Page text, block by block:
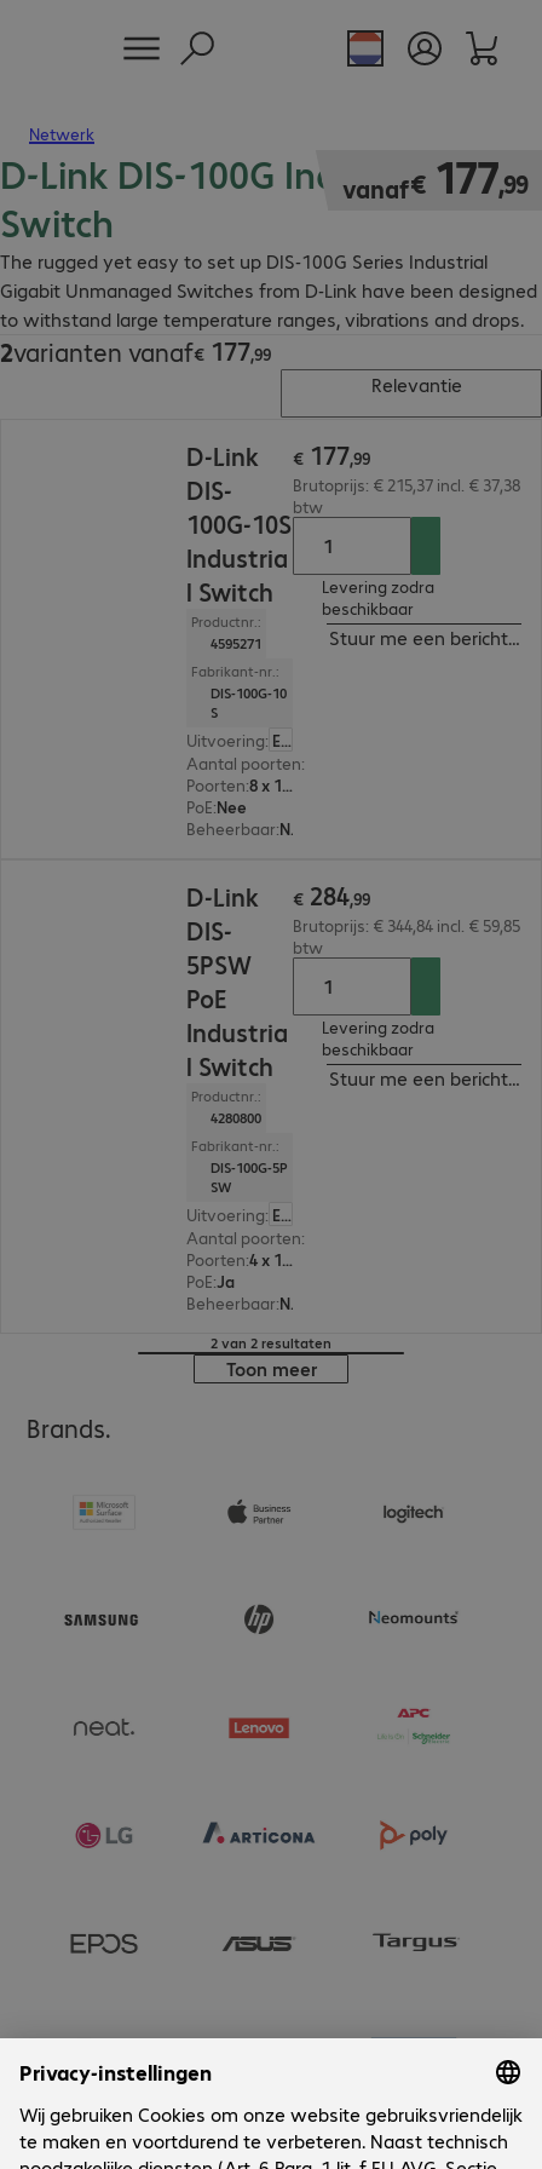
Netwerk
D-Link DIS-100G Industrial
Switch
The rugged yet easy to set up DIS-100G Series Industrial
Gigabit Unmanaged Switches from D-Link have been designed
to withstand large temperature ranges, vibrations and drops.
vanaf€ 177,99
€ 177,99
2varianten vanaf€ 177,99
€ 177,99
Relevantie
D-Link
DIS-
100G-10S
Industria
l Switch
Productnr.:
4595271
Fabrikant-nr.:
DIS-100G-10
S
Uitvoering: Europa
Aantal poorten:
Poorten:
8 x 10/100/1000 RJ45
PoE:Nee
Beheerbaar: Nee
€ 177,99
Brutoprijs: € 215,37 incl. € 37,38
btw
Levering zodra
beschikbaar
Stuur me een bericht
D-Link
DIS-
5PSW
PoE
Industria
l Switch
Productnr.:
4280800
Fabrikant-nr.:
DIS-100G-5P
SW
Uitvoering: Europa
Aantal poorten:
Poorten:
4 x 10/100/1000 RJ45
PoE:Ja
Beheerbaar: Nee
€ 284,99
Brutoprijs: € 344,84 incl. € 59,85
btw
Levering zodra
beschikbaar
Stuur me een bericht
2 van 2 resultaten
Toon meer
Brands.